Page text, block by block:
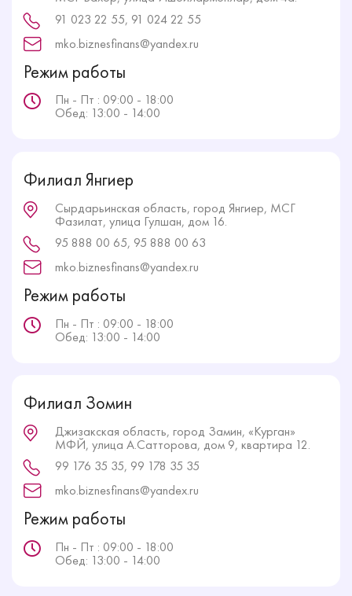
91 023 22 55, 91 024 22 55
mko.biznesfinans@yandex.ru
Режим работы
Пн - Пт : 09:00 - 18:00
Обед: 13:00 - 14:00
Филиал Янгиер
Сырдарьинская область, город Янгиер, МСГ
Фазилат, улица Гулшан, дом 16.
95 888 00 65, 95 888 00 63
mko.biznesfinans@yandex.ru
Режим работы
Пн - Пт : 09:00 - 18:00
Обед: 13:00 - 14:00
Филиал Зомин
Джизакская область, город Замин, «Курган»
МФЙ, улица А.Сатторова, дом 9, квартира 12.
99 176 35 35, 99 178 35 35
mko.biznesfinans@yandex.ru
Режим работы
Пн - Пт : 09:00 - 18:00
Обед: 13:00 - 14:00